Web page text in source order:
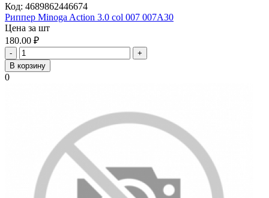
Код: 4689862446674
Риппер Minoga Action 3.0 col 007 007A30
Цена за шт
180.00 ₽
-
+
В корзину
0